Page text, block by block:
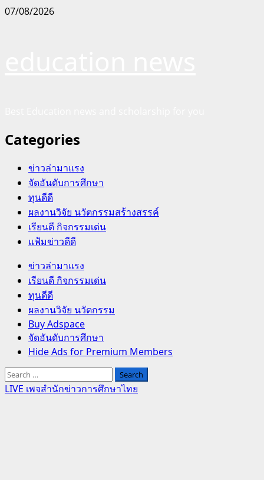
Skip
07/08/2026
Categories
ข่าวล่ามาแรง
จัดอันดับการศึกษา
ทุนดีดี
ผลงานวิจัย นวัตกรรมสร้างสรรค์
เรียนดี กิจกรรมเด่น
แฟ้มข่าวดีดี
Primary
Menu
ข่าวล่ามาแรง
เรียนดี กิจกรรมเด่น
ทุนดีดี
ผลงานวิจัย นวัตกรรม
Buy Adspace
จัดอันดับการศึกษา
Hide Ads for Premium Members
Search
for:
LIVE เพจสำนักข่าวการศึกษาไทย